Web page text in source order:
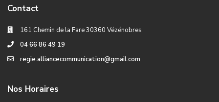
Contact
161 Chemin de la Fare 30360 Vézénobres
04 66 86 49 19
regie.alliancecommunication@gmail.com
Nos Horaires